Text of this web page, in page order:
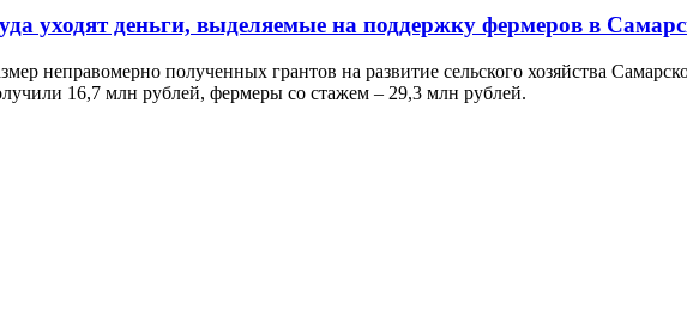
уходят деньги, выделяемые на поддержку фермеров в
неправомерно полученных грантов на развитие сельского хозяйства
16,7 млн рублей, фермеры со стажем – 29,3 млн рублей.